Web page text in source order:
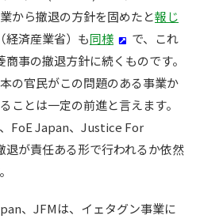
から撤退の方針を固めたと報じ
経済産業省）も同様
で、これ
商事の撤退方針に続くものです。
の官民がこの問題のある事業か
ことは一定の前進と言えます。
FoE Japan、Justice For
が責任ある形で行われるか依然
、JFMは、イェタグン事業に